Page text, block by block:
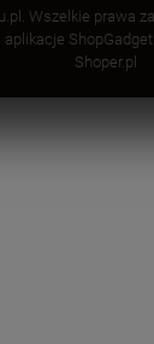
Wszelkie prawa
aplikacje
Shoper.pl